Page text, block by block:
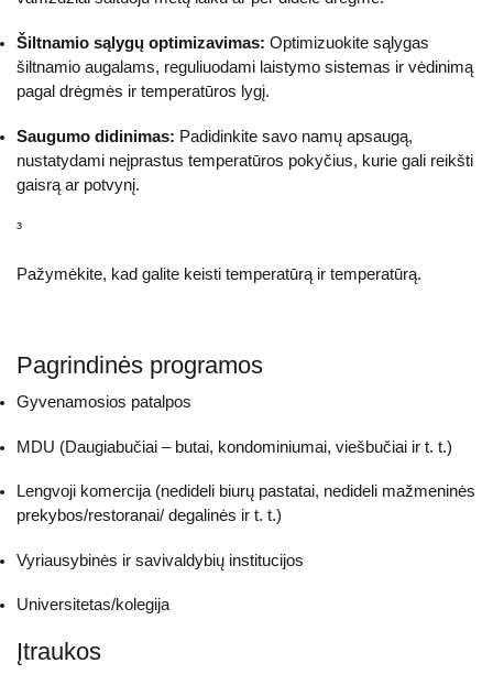
Šiltnamio sąlygų optimizavimas: Optimizuokite sąlygas
šiltnamio augalams, reguliuodami laistymo sistemas ir vėdinimą
pagal drėgmės ir temperatūros lygį.
Saugumo didinimas: Padidinkite savo namų apsaugą,
nustatydami neįprastus temperatūros pokyčius, kurie gali reikšti
gaisrą ar potvynį.
³
Pažymėkite, kad galite keisti temperatūrą ir temperatūrą.
Pagrindinės programos
Gyvenamosios patalpos
MDU (Daugiabučiai – butai, kondominiumai, viešbučiai ir t. t.)
Lengvoji komercija (nedideli biurų pastatai, nedideli mažmeninės
prekybos/restoranai/ degalinės ir t. t.)
Vyriausybinės ir savivaldybių institucijos
Universitetas/kolegija
Įtraukos